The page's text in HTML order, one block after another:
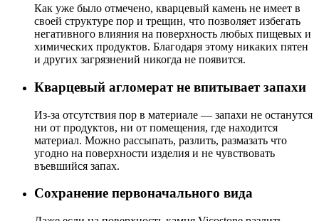
Как уже было отмечено, кварцевый камень не имеет в
своей структуре пор и трещин, что позволяет избегать
негативного влияния на поверхность любых пищевых и
химических продуктов. Благодаря этому никаких пятен
и других загрязнений никогда не появится.
Кварцевый агломерат не впитывает запахи
Из-за отсутствия пор в материале — запахи не останутся
ни от продуктов, ни от помещения, где находится
материал. Можно рассыпать, разлить, размазать что
угодно на поверхности изделия и не чувствовать
въевшийся запах.
Сохранение первоначального вида